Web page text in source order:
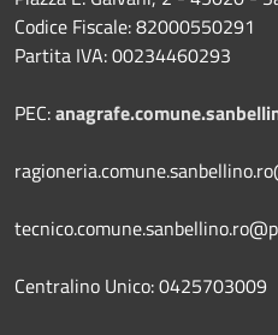
Codice Fiscale: 82000550291
Partita IVA: 00234460293
PEC:
Centralino Unico: 0425703009